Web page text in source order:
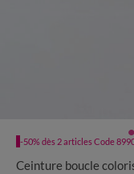
-50% dès 2 articles Code
Ceinture boucle